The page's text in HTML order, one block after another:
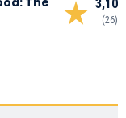
3,10
(26)